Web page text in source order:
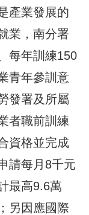
產業發展的
業，南分署
每年訓練150
青年參訓意
發署及所屬
者職前訓練
資格並完成
請每月8千元
最高9.6萬
另因應國際